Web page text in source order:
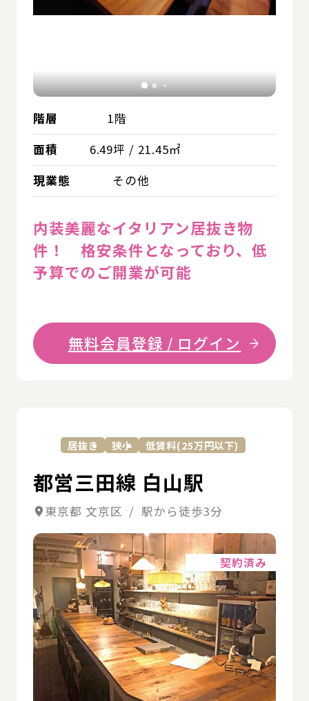
階層
1階
面積
6.49坪 / 21.45㎡
現業態
その他
内装美麗なイタリアン居抜き物
件！ 格安条件となっており、低
予算でのご開業が可能
無料会員登録 / ログイン
居抜き 狭小 低賃料(25万円以下)
都営三田線 白山駅
東京都 文京区 / 駅から徒歩3分
契約済み